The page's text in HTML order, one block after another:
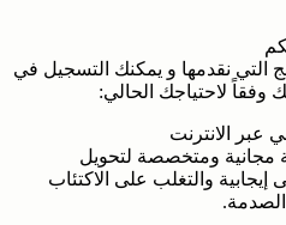
التي نقدمها و يمكنك التسجيل في
وفقاً لاحتياجك الحالي:
مجانية ومتخصصة لتحويل
إيجابية والتغلب على الاكتئاب